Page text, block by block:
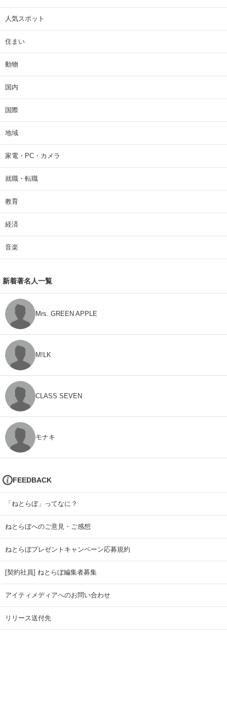
人気スポット
住まい
動物
国内
国際
地域
家電・PC・カメラ
就職・転職
教育
経済
音楽
新着著名人一覧
Mrs. GREEN APPLE
M!LK
CLASS SEVEN
モナキ
FEEDBACK
「ねとらぼ」ってなに？
ねとらぼへのご意見・ご感想
ねとらぼプレゼントキャンペーン応募規約
[契約社員] ねとらぼ編集者募集
アイティメディアへのお問い合わせ
リリース送付先